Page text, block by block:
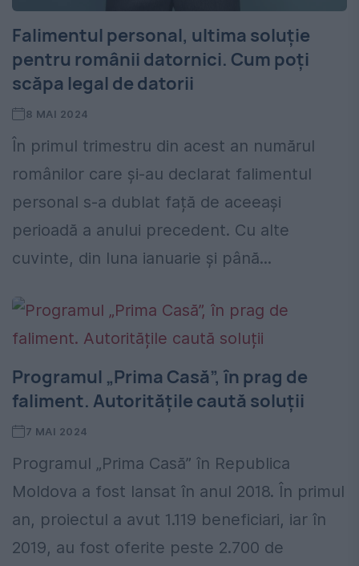
Falimentul personal, ultima soluție
pentru românii datornici. Cum poți
scăpa legal de datorii
8 MAI 2024
În primul trimestru din acest an numărul
românilor care și-au declarat falimentul
personal s-a dublat față de aceeași
perioadă a anului precedent. Cu alte
cuvinte, din luna ianuarie și până...
Programul „Prima Casă”, în prag de
faliment. Autoritățile caută soluții
7 MAI 2024
Programul „Prima Casă” în Republica
Moldova a fost lansat în anul 2018. În primul
an, proiectul a avut 1.119 beneficiari, iar în
2019, au fost oferite peste 2.700 de